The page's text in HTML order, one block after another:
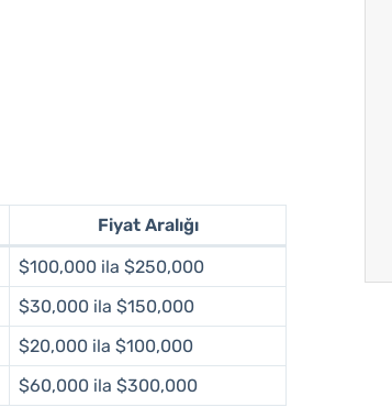
Fiyat Aralığı
$100,000 ila $250,000
$30,000 ila $150,000
$20,000 ila $100,000
$60,000 ila $300,000